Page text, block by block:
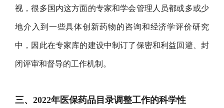
视，很多国内这方面的专家和学会管理人员都或多或少
地介入到一些具体创新药物的咨询和经济学评价研究
中，因此在专家库的建设中制订了保密和利益回避、封
闭评审和督导的工作机制。
三、2022年医保药品目录调整工作的科学性